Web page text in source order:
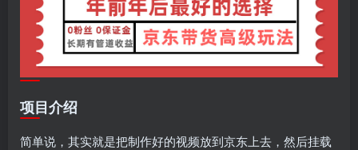
项目介绍
简单说，其实就是把制作好的视频放到京东上去，然后挂载